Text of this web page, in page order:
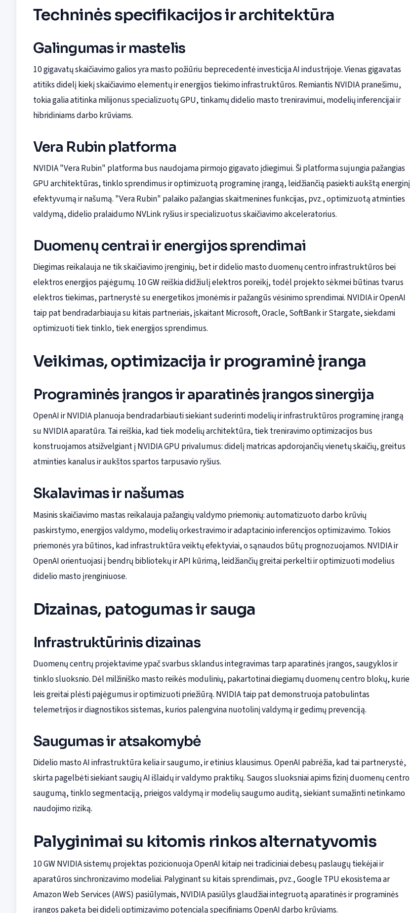
Techninės specifikacijos ir architektūra
Galingumas ir mastelis
10 gigavatų skaičiavimo galios yra masto požiūriu beprecedentė investicija AI industrijoje. Vienas gigavatas
atitiks didelį kiekį skaičiavimo elementų ir energijos tiekimo infrastruktūros. Remiantis NVIDIA pranešimu,
tokia galia atitinka milijonus specializuotų GPU, tinkamų didelio masto treniravimui, modelių inferencijai ir
hibridiniams darbo krūviams.
Vera Rubin platforma
NVIDIA "Vera Rubin" platforma bus naudojama pirmojo gigavato įdiegimui. Ši platforma sujungia pažangias
GPU architektūras, tinklo sprendimus ir optimizuotą programinę įrangą, leidžiančią pasiekti aukštą energinį
efektyvumą ir našumą. "Vera Rubin" palaiko pažangias skaitmenines funkcijas, pvz., optimizuotą atminties
valdymą, didelio pralaidumo NVLink ryšius ir specializuotus skaičiavimo akceleratorius.
Duomenų centrai ir energijos sprendimai
Diegimas reikalauja ne tik skaičiavimo įrenginių, bet ir didelio masto duomenų centro infrastruktūros bei
elektros energijos pajėgumų. 10 GW reiškia didžiulį elektros poreikį, todėl projekto sėkmei būtinas tvarus
elektros tiekimas, partnerystė su energetikos įmonėmis ir pažangūs vėsinimo sprendimai. NVIDIA ir OpenAI
taip pat bendradarbiauja su kitais partneriais, įskaitant Microsoft, Oracle, SoftBank ir Stargate, siekdami
optimizuoti tiek tinklo, tiek energijos sprendimus.
Veikimas, optimizacija ir programinė įranga
Programinės įrangos ir aparatinės įrangos sinergija
OpenAI ir NVIDIA planuoja bendradarbiauti siekiant suderinti modelių ir infrastruktūros programinę įrangą
su NVIDIA aparatūra. Tai reiškia, kad tiek modelių architektūra, tiek treniravimo optimizacijos bus
konstruojamos atsižvelgiant į NVIDIA GPU privalumus: didelį matricas apdorojančių vienetų skaičių, greitus
atminties kanalus ir aukštos spartos tarpusavio ryšius.
Skalavimas ir našumas
Masinis skaičiavimo mastas reikalauja pažangių valdymo priemonių: automatizuoto darbo krūvių
paskirstymo, energijos valdymo, modelių orkestravimo ir adaptacinio inferencijos optimizavimo. Tokios
priemonės yra būtinos, kad infrastruktūra veiktų efektyviai, o sąnaudos būtų prognozuojamos. NVIDIA ir
OpenAI orientuojasi į bendrų bibliotekų ir API kūrimą, leidžiančių greitai perkelti ir optimizuoti modelius
didelio masto įrenginiuose.
Dizainas, patogumas ir sauga
Infrastruktūrinis dizainas
Duomenų centrų projektavime ypač svarbus sklandus integravimas tarp aparatinės įrangos, saugyklos ir
tinklo sluoksnio. Dėl milžiniško masto reikės modulinių, pakartotinai diegiamų duomenų centro blokų, kurie
leis greitai plėsti pajėgumus ir optimizuoti priežiūrą. NVIDIA taip pat demonstruoja patobulintas
telemetrijos ir diagnostikos sistemas, kurios palengvina nuotolinį valdymą ir gedimų prevenciją.
Saugumas ir atsakomybė
Didelio masto AI infrastruktūra kelia ir saugumo, ir etinius klausimus. OpenAI pabrėžia, kad tai partnerystė,
skirta pagelbėti siekiant saugių AI išlaidų ir valdymo praktikų. Saugos sluoksniai apims fizinį duomenų centro
saugumą, tinklo segmentaciją, prieigos valdymą ir modelių saugumo auditą, siekiant sumažinti netinkamo
naudojimo riziką.
Palyginimai su kitomis rinkos alternatyvomis
10 GW NVIDIA sistemų projektas pozicionuoja OpenAI kitaip nei tradiciniai debesų paslaugų tiekėjai ir
aparatūros sinchronizavimo modeliai. Palyginant su kitais sprendimais, pvz., Google TPU ekosistema ar
Amazon Web Services (AWS) pasiūlymais, NVIDIA pasiūlys glaudžiai integruotą aparatinės ir programinės
įrangos paketą bei didelį optimizavimo potencialą specifiniams OpenAI darbo krūviams.